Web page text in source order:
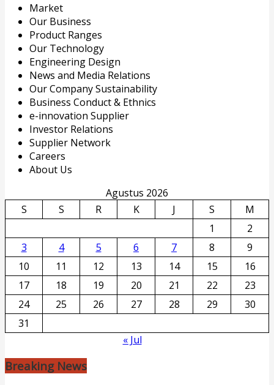
Market
Our Business
Product Ranges
Our Technology
Engineering Design
News and Media Relations
Our Company Sustainability
Business Conduct & Ethnics
e-innovation Supplier
Investor Relations
Supplier Network
Careers
About Us
Agustus 2026
S
S R K J S
M
1
2
3
4 5 6 7 8
9
10
11 12 13 14 15
16
17
18 19 20 21 22
23
24
25 26 27 28 29
30
31
« Jul
Breaking News